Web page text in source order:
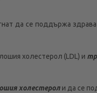
да се поддържа
холестерол (LDL) и
холестерол и да се